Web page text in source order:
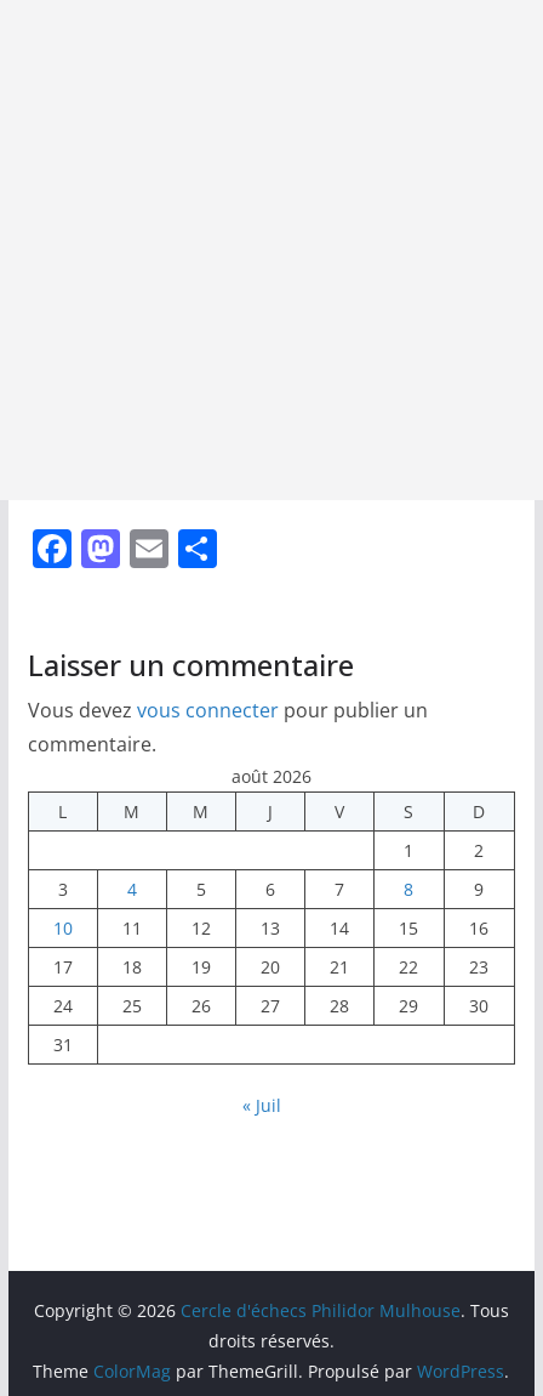
F
e
b
o
o
k
M
o
d
o
n
E
l
P
g
er
Laisser un commentaire
Vous devez vous connecterpour publier un
commentaire.
août 2026
L
M M J V S
D
1
2
3
4 5 6 7 8
9
10
11 12 13 14 15
16
17
18 19 20 21 22
23
24
25 26 27 28 29
30
31
« Juil
Copyright © 2026 Cercle d'échecs Philidor Mulhouse. Tous
droits réservés.
Theme ColorMag par ThemeGrill. Propulsé parWordPress.